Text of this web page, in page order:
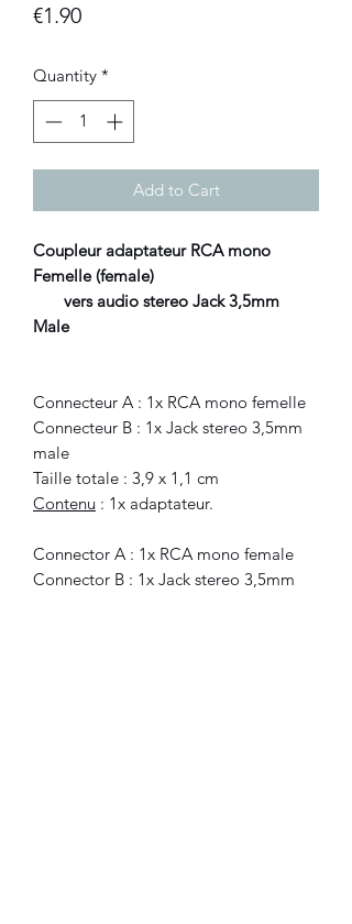
€1.90Price
Quantity *
Add to Cart
Coupleur adaptateur RCA mono
Femelle (female)
vers audio stereo Jack 3,5mm
Male
Connecteur A : 1x RCA mono femelle
Connecteur B : 1x Jack stereo 3,5mm
male
Taille totale : 3,9 x 1,1 cm
Contenu : 1x adaptateur.
Connector A : 1x RCA mono female
Connector B : 1x Jack stereo 3,5mm